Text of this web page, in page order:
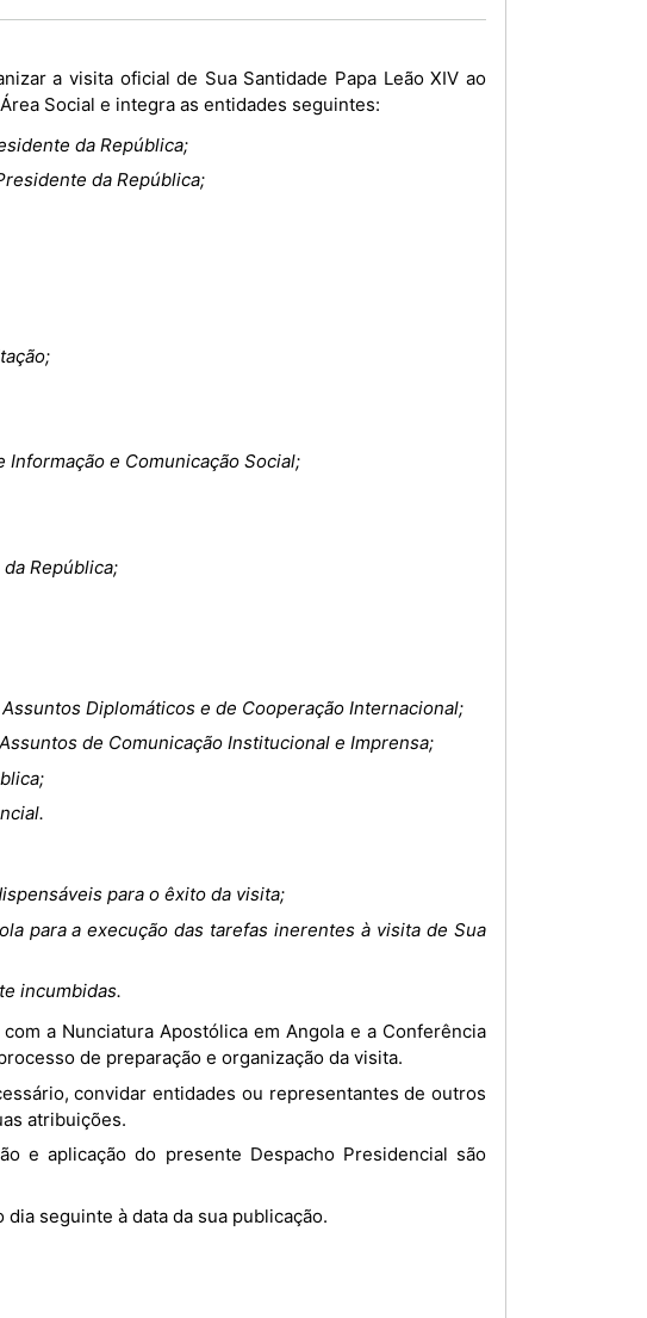
Social e integra as entidades seguintes:
da República;
da República;
e Comunicação Social;
República;
Diplomáticos e de Cooperação Internacional;
de Comunicação Institucional e Imprensa;
para o êxito da visita;
para a execução das tarefas inerentes à visita de Sua
incumbidas.
de preparação e organização da visita.
atribuições.
dia seguinte à data da sua publicação.